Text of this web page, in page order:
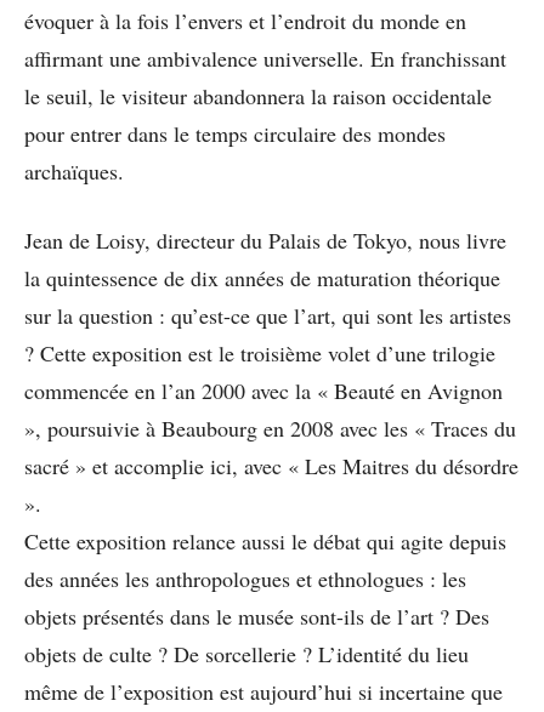
évoquer à la fois l’envers et l’endroit du monde en
affirmant une ambivalence universelle. En franchissant
le seuil, le visiteur abandonnera la raison occidentale
pour entrer dans le temps circulaire des mondes
archaïques.
Jean de Loisy, directeur du Palais de Tokyo, nous livre
la quintessence de dix années de maturation théorique
sur la question : qu’est-ce que l’art, qui sont les artistes
? Cette exposition est le troisième volet d’une trilogie
commencée en l’an 2000 avec la « Beauté en Avignon
», poursuivie à Beaubourg en 2008 avec les « Traces du
sacré » et accomplie ici, avec « Les Maitres du désordre
».
Cette exposition relance aussi le débat qui agite depuis
des années les anthropologues et ethnologues : les
objets présentés dans le musée sont-ils de l’art ? Des
objets de culte ? De sorcellerie ? L’identité du lieu
même de l’exposition est aujourd’hui si incertaine que